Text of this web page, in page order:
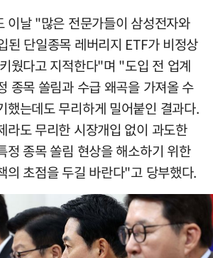
이날 "많은 전문가들이 삼성전자와
된 단일종목 레버리지 ETF가 비정상
웠다고 지적한다"며 "도입 전 업계
종목 쏠림과 수급 왜곡을 가져올 수
했는데도 무리하게 밀어붙인 결과다.
라도 무리한 시장개입 없이 과도한
정 종목 쏠림 현상을 해소하기 위한
의 초점을 두길 바란다"고 당부했다.